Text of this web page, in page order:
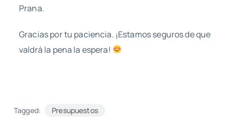
Prana.
Gracias por tu paciencia. ¡Estamos seguros de que
valdrá la pena la espera!
Tagged: Presupuestos